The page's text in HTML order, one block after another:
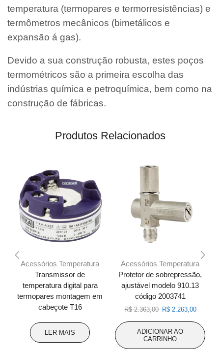
temperatura (termopares e termorresistências) e
termômetros mecânicos (bimetálicos e
expansão á gas).
Devido a sua construção robusta, estes poços
termométricos são a primeira escolha das
indústrias química e petroquímica, bem como na
construção de fábricas.
Produtos Relacionados
Acessórios Temperatura
Transmissor de
temperatura digital para
termopares montagem em
cabeçote T16
LER MAIS
Acessórios Temperatura
Protetor de sobrepressão,
ajustável modelo 910.13
código 2003741
R$2.363,00 O
original
era:
R$ 2.363,00.
R$2.263,00O
atual
R$
ADICIONAR AO
CARRINHO